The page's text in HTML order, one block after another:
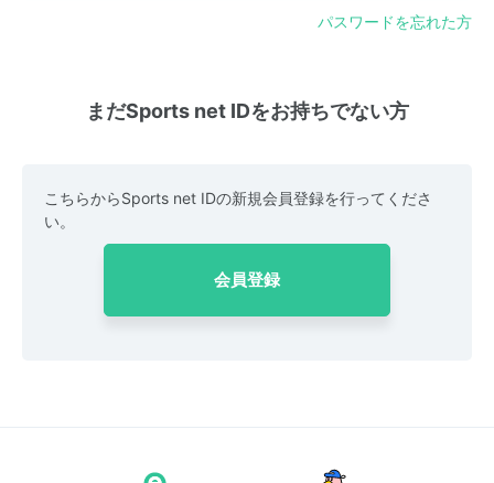
パスワードを忘れた方
まだSports net IDをお持ちでない方
こちらからSports net IDの新規会員登録を行ってくださ
い。
会員登録